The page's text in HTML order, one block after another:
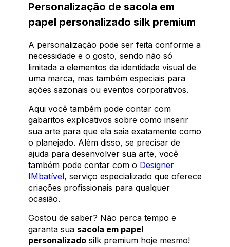
Personalização de sacola em
papel personalizado silk premium
A personalização pode ser feita conforme a
necessidade e o gosto, sendo não só
limitada a elementos da identidade visual de
uma marca, mas também especiais para
ações sazonais ou eventos corporativos.
Aqui você também pode contar com
gabaritos explicativos sobre como inserir
sua arte para que ela saia exatamente como
o planejado. Além disso, se precisar de
ajuda para desenvolver sua arte, você
também pode contar com o Designer
IMbatível, serviço especializado que oferece
criações profissionais para qualquer
ocasião.
Gostou de saber? Não perca tempo e
garanta sua sacola em papel
personalizado silk premium hoje mesmo!